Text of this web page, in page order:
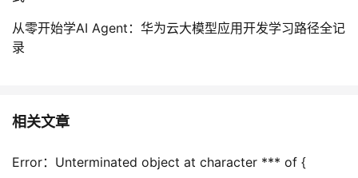
从零开始学AI Agent：华为云大模型应用开发学习路径全记
录
相关文章
Error：Unterminated object at character *** of {